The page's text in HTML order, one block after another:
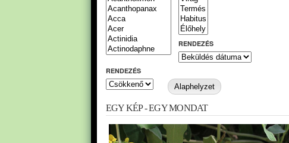
RENDEZÉS
RENDEZÉS
EGY KÉP - EGY MONDAT